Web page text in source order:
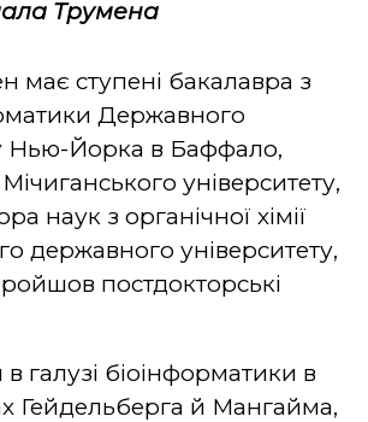
Трумена
має ступені бакалавра з
Державного
Нью-Йорка в Баффало,
університету,
наук з органічної хімії
державного університету,
постдокторські
галузі біоінформатики в
Гейдельберга й Мангайма,